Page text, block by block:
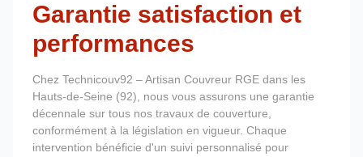
Garantie satisfaction et
performances
Chez Technicouv92 – Artisan Couvreur RGE dans les
Hauts-de-Seine (92), nous vous assurons une garantie
décennale sur tous nos travaux de couverture,
conformément à la législation en vigueur. Chaque
intervention bénéficie d'un suivi personnalisé pour